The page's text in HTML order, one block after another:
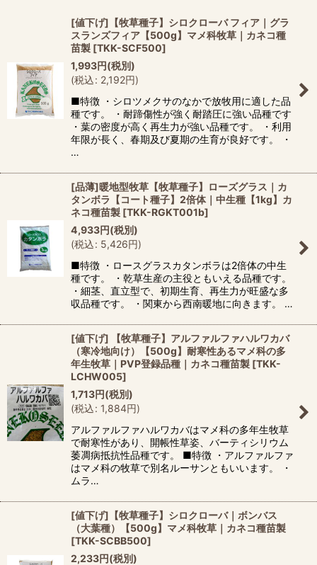
[値下げ]【牧草種子】シロクローバ フィア｜グラ
スランズフィア【500g】マメ科牧草｜カネコ種
苗製 [TKK-SCF500]
1,993円(税別)
(税込: 2,192円)
■特徴 ・シロツメクサのなかで放牧用に適した品
種です。 ・耐蹄傷性が強く耐踏圧に強い品種です
・葉の密度が高く再生力が強い品種です。 ・利用
年限が長く、春期及び夏期の生育が良好です。 ・
…
[品薄]暖地型牧草【牧草種子】ローズグラス｜カ
タンボラ【コート種子】2倍体｜中生種【1kg】カ
ネコ種苗製 [TKK-RGKT001b]
4,933円(税別)
(税込: 5,426円)
■特徴 ・ロースグラスカタンボラは2倍体の中生
種です。 ・乾草生産の主役ともいえる品種です。
・細茎、直立型で、初期生育、再生力が旺盛な多
収品種です。 ・関東から西南暖地に向きます。 …
[値下げ] 【牧草種子】アルファルファハルワカバ
（寒冷地向け）【500g】耐寒性あるマメ科の多
年生牧草｜PVP登録品種｜カネコ種苗製 [TKK-
LCHW005]
1,713円(税別)
(税込: 1,884円)
アルファルファハルワカバはマメ科の多年生牧草
で耐寒性があり、開帳性草姿、バーティシリウム
萎凋病抵抗性品種です。 ■特徴 ・アルファルファ
はマメ科の牧草で別名ルーサンともいいます。 ・
ムラ…
[値下げ]【牧草種子】シロクローバ｜ボンバス
（大葉種）【500g】マメ科牧草｜カネコ種苗製
[TKK-SCBB500]
2,233円(税別)